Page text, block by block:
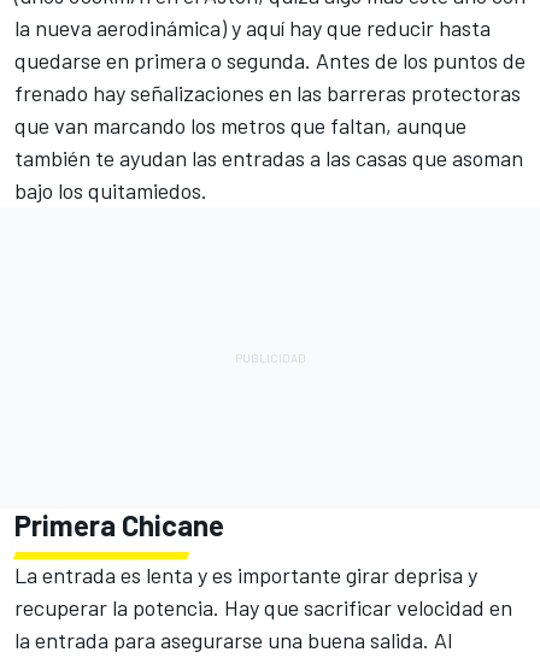
la nueva aerodinámica) y aquí hay que reducir hasta
quedarse en primera o segunda. Antes de los puntos de
frenado hay señalizaciones en las barreras protectoras
que van marcando los metros que faltan, aunque
también te ayudan las entradas a las casas que asoman
bajo los quitamiedos.
Primera Chicane
La entrada es lenta y es importante girar deprisa y
recuperar la potencia. Hay que sacrificar velocidad en
la entrada para asegurarse una buena salida. Al